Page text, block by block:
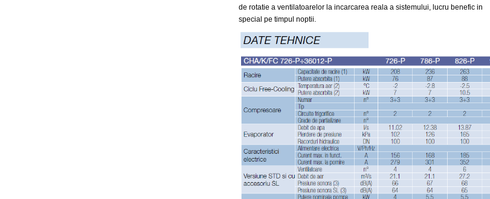
de rotatie a ventilatoarelor la incarcarea reala a sistemului, lucru benefic in
special pe timpul noptii.